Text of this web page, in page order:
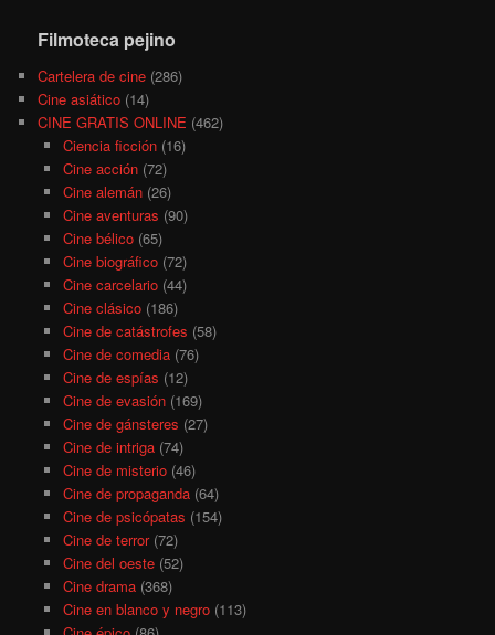
Filmoteca pejino
Cartelera de cine (286)
Cine asiático (14)
CINE GRATIS ONLINE (462)
Ciencia ficción(16)
Cine acción(72)
Cine alemán(26)
Cine aventuras (90)
Cine bélico(65)
Cine biográfico(72)
Cine carcelario(44)
Cine clásico(186)
Cine de catástrofes (58)
Cine de comedia(76)
Cine de espías (12)
Cine de evasión(169)
Cine de gánsteres (27)
Cine de intriga(74)
Cine de misterio(46)
Cine de propaganda(64)
Cine de psicópatas (154)
Cine de terror(72)
Cine del oeste(52)
Cine drama(368)
Cine en blanco y negro(113)